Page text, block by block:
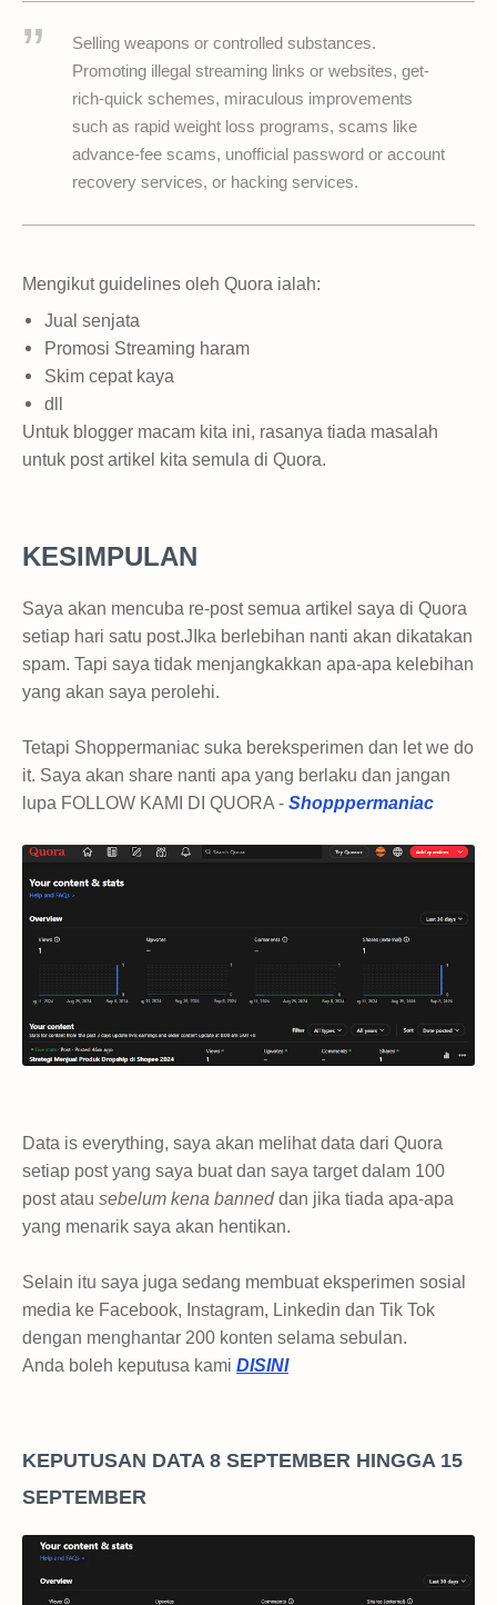
Selling weapons or controlled substances.
Promoting illegal streaming links or websites, get-
rich-quick schemes, miraculous improvements
such as rapid weight loss programs, scams like
advance-fee scams, unofficial password or account
recovery services, or hacking services.
Mengikut guidelines oleh Quora ialah:
Jual senjata
Promosi Streaming haram
Skim cepat kaya
dll
Untuk blogger macam kita ini, rasanya tiada masalah
untuk post artikel kita semula di Quora.
KESIMPULAN
Saya akan mencuba re-post semua artikel saya di Quora
setiap hari satu post.JIka berlebihan nanti akan dikatakan
spam. Tapi saya tidak menjangkakkan apa-apa kelebihan
yang akan saya perolehi.
Tetapi Shoppermaniac suka bereksperimen dan let we do
it. Saya akan share nanti apa yang berlaku dan jangan
lupa FOLLOW KAMI DI QUORA - Shopppermaniac
Data is everything, saya akan melihat data dari Quora
setiap post yang saya buat dan saya target dalam 100
post atau sebelum kena banneddan jika tiada apa-apa
yang menarik saya akan hentikan.
Selain itu saya juga sedang membuat eksperimen sosial
media ke Facebook, Instagram, Linkedin dan Tik Tok
dengan menghantar 200 konten selama sebulan.
Anda boleh keputusa kami DISINI
KEPUTUSAN DATA 8 SEPTEMBER HINGGA 15
SEPTEMBER